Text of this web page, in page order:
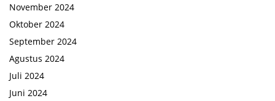
November 2024
Oktober 2024
September 2024
Agustus 2024
Juli 2024
Juni 2024